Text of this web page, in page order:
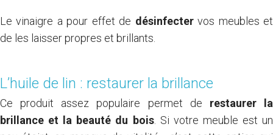
Le vinaigre a pour effet de désinfectervos meubles et
de les laisser propres et brillants.
L’huile de lin : restaurer la brillance
Ce produit assez populaire permet de restaurer la
brillance et la beauté du bois. Si votre meuble est un